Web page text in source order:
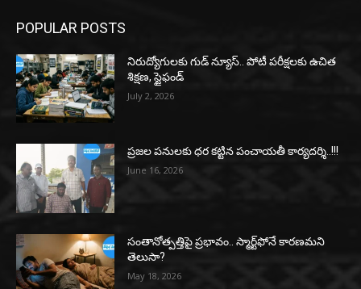
POPULAR POSTS
నిరుద్యోగులకు గుడ్ న్యూస్.. పోటీ పరీక్షలకు ఉచిత
శిక్షణ, స్టైఫండ్
July 2, 2026
ప్రజల పనులకు ధర కట్టిన పంచాయతీ కార్యదర్శి..!!!
June 16, 2026
సంతానోత్పత్తిపై ప్రభావం.. స్మార్ట్‌ఫోనే కారణమని
తెలుసా?
May 18, 2026